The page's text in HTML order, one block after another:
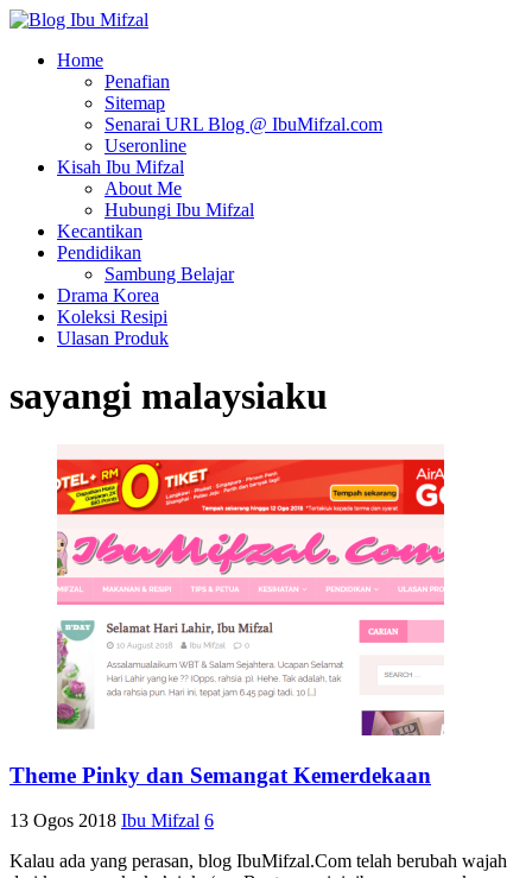
Home
Penafian
Sitemap
Senarai URL Blog @ IbuMifzal.com
Useronline
Kisah Ibu Mifzal
About Me
Hubungi Ibu Mifzal
Kecantikan
Pendidikan
Sambung Belajar
Drama Korea
Koleksi Resipi
Ulasan Produk
sayangi malaysiaku
Theme Pinky dan Semangat Kemerdekaan
13 Ogos 2018 Ibu Mifzal 6
Kalau ada yang perasan, blog IbuMifzal.Com telah berubah wajah